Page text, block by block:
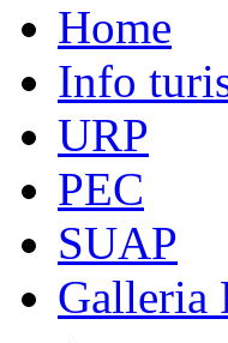
Home
Info
URP
PEC
SUAP
Galleria